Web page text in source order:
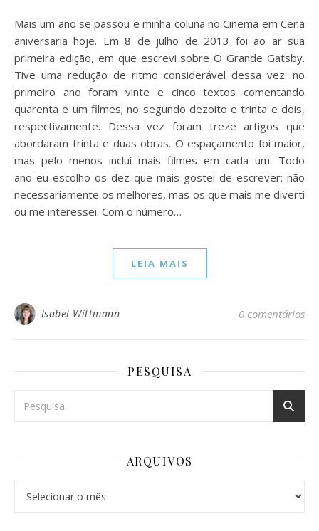
Mais um ano se passou e minha coluna no Cinema em Cena
aniversaria hoje. Em 8 de julho de 2013 foi ao ar sua
primeira edição, em que escrevi sobre O Grande Gatsby.
Tive uma redução de ritmo considerável dessa vez: no
primeiro ano foram vinte e cinco textos comentando
quarenta e um filmes; no segundo dezoito e trinta e dois,
respectivamente. Dessa vez foram treze artigos que
abordaram trinta e duas obras. O espaçamento foi maior,
mas pelo menos incluí mais filmes em cada um. Todo
ano eu escolho os dez que mais gostei de escrever: não
necessariamente os melhores, mas os que mais me diverti
ou me interessei. Com o número…
LEIA MAIS
Isabel Wittmann 0 comentários
PESQUISA
ARQUIVOS